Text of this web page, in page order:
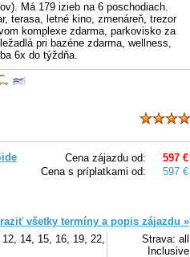
Má 179 izieb na 6 poschodiach.
terasa, letné kino, zmenáreň, trezor
komplexe zdarma, parkovisko za
pri bazéne zdarma, wellness,
6x do týždňa.
Cena zájazdu od:
597 €
Cena s príplatkami od:
597 €
všetky termíny a popis zájazdu »
14, 15, 16, 19, 22,
Strava: all
Inclusive